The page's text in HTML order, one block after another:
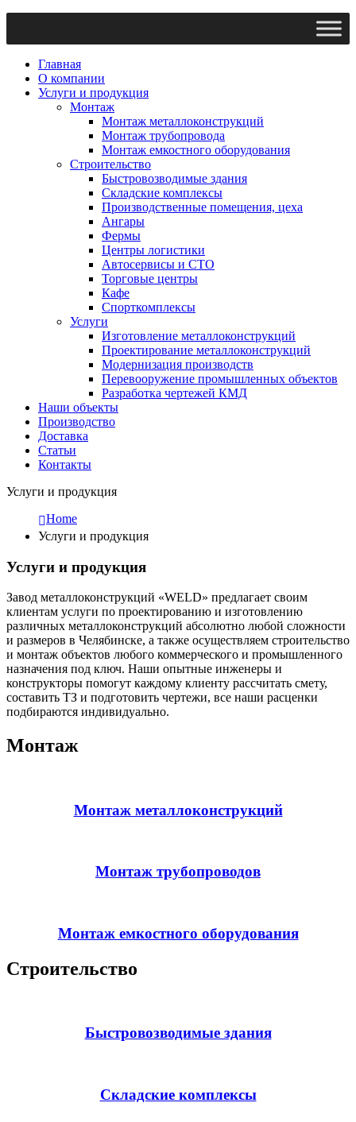
Главная
О компании
Услуги и продукция
Монтаж
Монтаж металлоконструкций
Монтаж трубопровода
Монтаж емкостного оборудования
Строительство
Быстровозводимые здания
Складские комплексы
Производственные помещения, цеха
Ангары
Фермы
Центры логистики
Автосервисы и СТО
Торговые центры
Кафе
Спорткомплексы
Услуги
Изготовление металлоконструкций
Проектирование металлоконструкций
Модернизация производств
Перевооружение промышленных объектов
Разработка чертежей КМД
Наши объекты
Производство
Доставка
Статьи
Контакты
Услуги и продукция
Home
Услуги и продукция
Услуги и продукция
Завод металлоконструкций «WELD» предлагает своим
клиентам услуги по проектированию и изготовлению
различных металлоконструкций абсолютно любой сложности
и размеров в Челябинске, а также осуществляем строительство
и монтаж объектов любого коммерческого и промышленного
назначения под ключ. Наши опытные инженеры и
конструкторы помогут каждому клиенту рассчитать смету,
составить ТЗ и подготовить чертежи, все наши расценки
подбираются индивидуально.
Монтаж
Монтаж металлоконструкций
Монтаж трубопроводов
Монтаж емкостного оборудования
Строительство
Быстровозводимые здания
Складские комплексы